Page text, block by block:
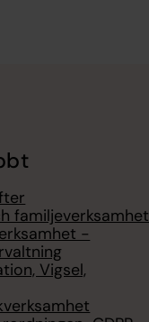
familjeverksamhet
-
Vigsel,